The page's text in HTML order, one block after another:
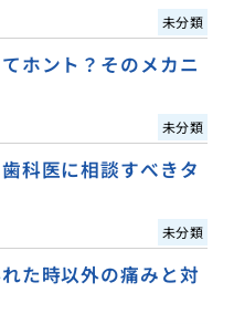
未分類
ホント？そのメカニ
未分類
科医に相談すべきタ
未分類
た時以外の痛みと対